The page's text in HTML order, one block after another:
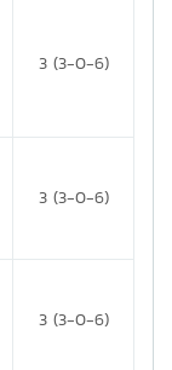
3 (3-0-6)
3 (3-0-6)
3 (3-0-6)